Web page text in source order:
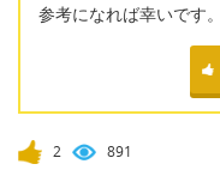
参考になれば幸いです。
2 891